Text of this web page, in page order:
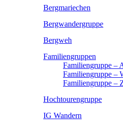
Bergmariechen
Bergwandergruppe
Bergweh
Familiengruppen
Familiengruppe –
Familiengruppe –
Familiengruppe –
Hochtourengruppe
IG Wandern